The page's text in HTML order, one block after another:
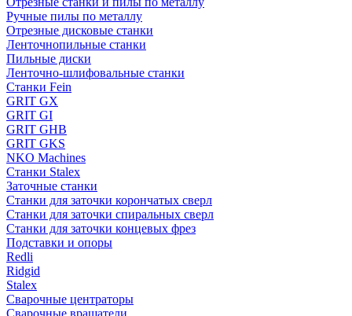
Ручные пилы по металлу
Отрезные дисковые станки
Ленточнопильные станки
Пильные диски
Ленточно-шлифовальные станки
Станки Fein
GRIT GX
GRIT GI
GRIT GHB
GRIT GKS
NKO Machines
Станки Stalex
Заточные станки
Станки для заточки корончатых сверл
Станки для заточки спиральных сверл
Станки для заточки концевых фрез
Подставки и опоры
Redli
Ridgid
Stalex
Сварочные центраторы
Сварочные вращатели